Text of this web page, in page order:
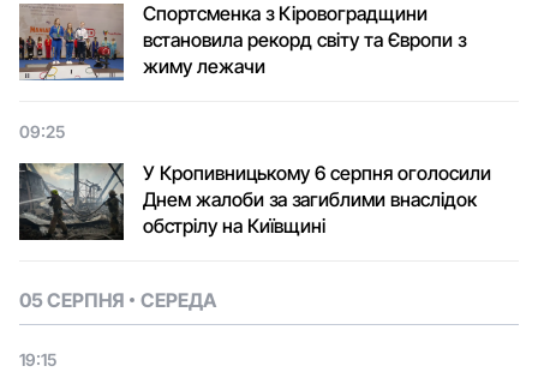
Спортсменка з Кіровоградщини
встановила рекорд світу та Європи з
жиму лежачи
09:25
У Кропивницькому 6 серпня оголосили
Днем жалоби за загиблими внаслідок
обстрілу на Київщині
05 СЕРПНЯ СЕРЕДА
19:15